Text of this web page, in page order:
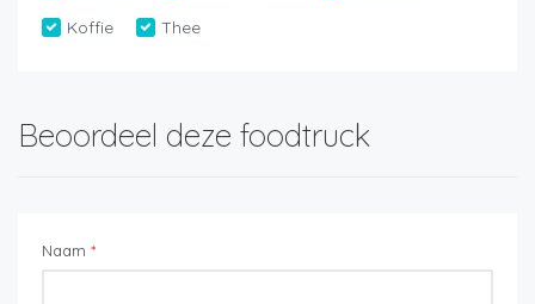
Koffie
Thee
Beoordeel deze foodtruck
Naam *